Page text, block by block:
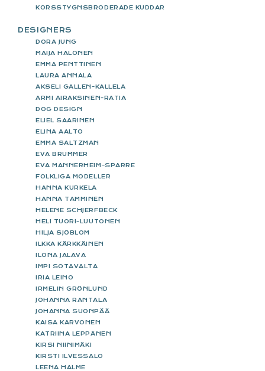
KORSSTYGNSBRODERADE KUDDAR
DESIGNERS
DORA JUNG
MAIJA HALONEN
EMMA PENTTINEN
LAURA ANNALA
AKSELI GALLEN-KALLELA
ARMI AIRAKSINEN-RATIA
DOG DESIGN
ELIEL SAARINEN
ELINA AALTO
EMMA SALTZMAN
EVA BRUMMER
EVA MANNERHEIM-SPARRE
FOLKLIGA MODELLER
HANNA KURKELA
HANNA TAMMINEN
HELENE SCHJERFBECK
HELI TUORI-LUUTONEN
HILJA SJÖBLOM
ILKKA KÄRKKÄINEN
ILONA JALAVA
IMPI SOTAVALTA
IRIA LEINO
IRMELIN GRÖNLUND
JOHANNA RANTALA
JOHANNA SUONPÄÄ
KAISA KARVONEN
KATRIINA LEPPÄNEN
KIRSI NIINIMÄKI
KIRSTI ILVESSALO
LEENA HALME